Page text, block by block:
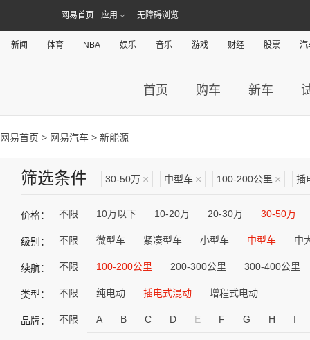
网易首页 应用 无障碍浏览
新闻 体育 NBA 娱乐 音乐 游戏 财经 股票 汽
首页 购车 新车
网易首页 > 网易汽车 > 新能源
筛选条件 30-50万 × 中型车 × 100-200公里 × 插
价格： 不限 10万以下 10-20万 20-30万 30-50万
级别： 不限 微型车 紧凑型车 小型车 中型车 中
续航： 不限 100-200公里 200-300公里 300-400公里
类型： 不限 纯电动 插电式混动 增程式电动
品牌： 不限 A B C D E F G H I